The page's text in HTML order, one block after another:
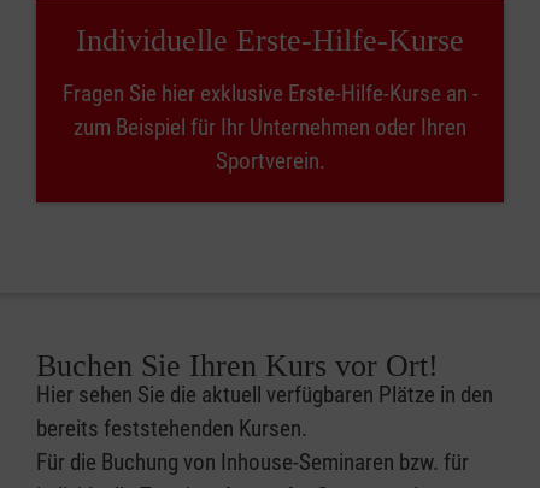
Individuelle Erste-Hilfe-Kurse
Fragen Sie hier exklusive Erste-Hilfe-Kurse an -
zum Beispiel für Ihr Unternehmen oder Ihren
Sportverein.
Buchen Sie Ihren Kurs vor Ort!
Hier sehen Sie die aktuell verfügbaren Plätze in den
bereits feststehenden Kursen.
Für die Buchung von Inhouse-Seminaren bzw. für